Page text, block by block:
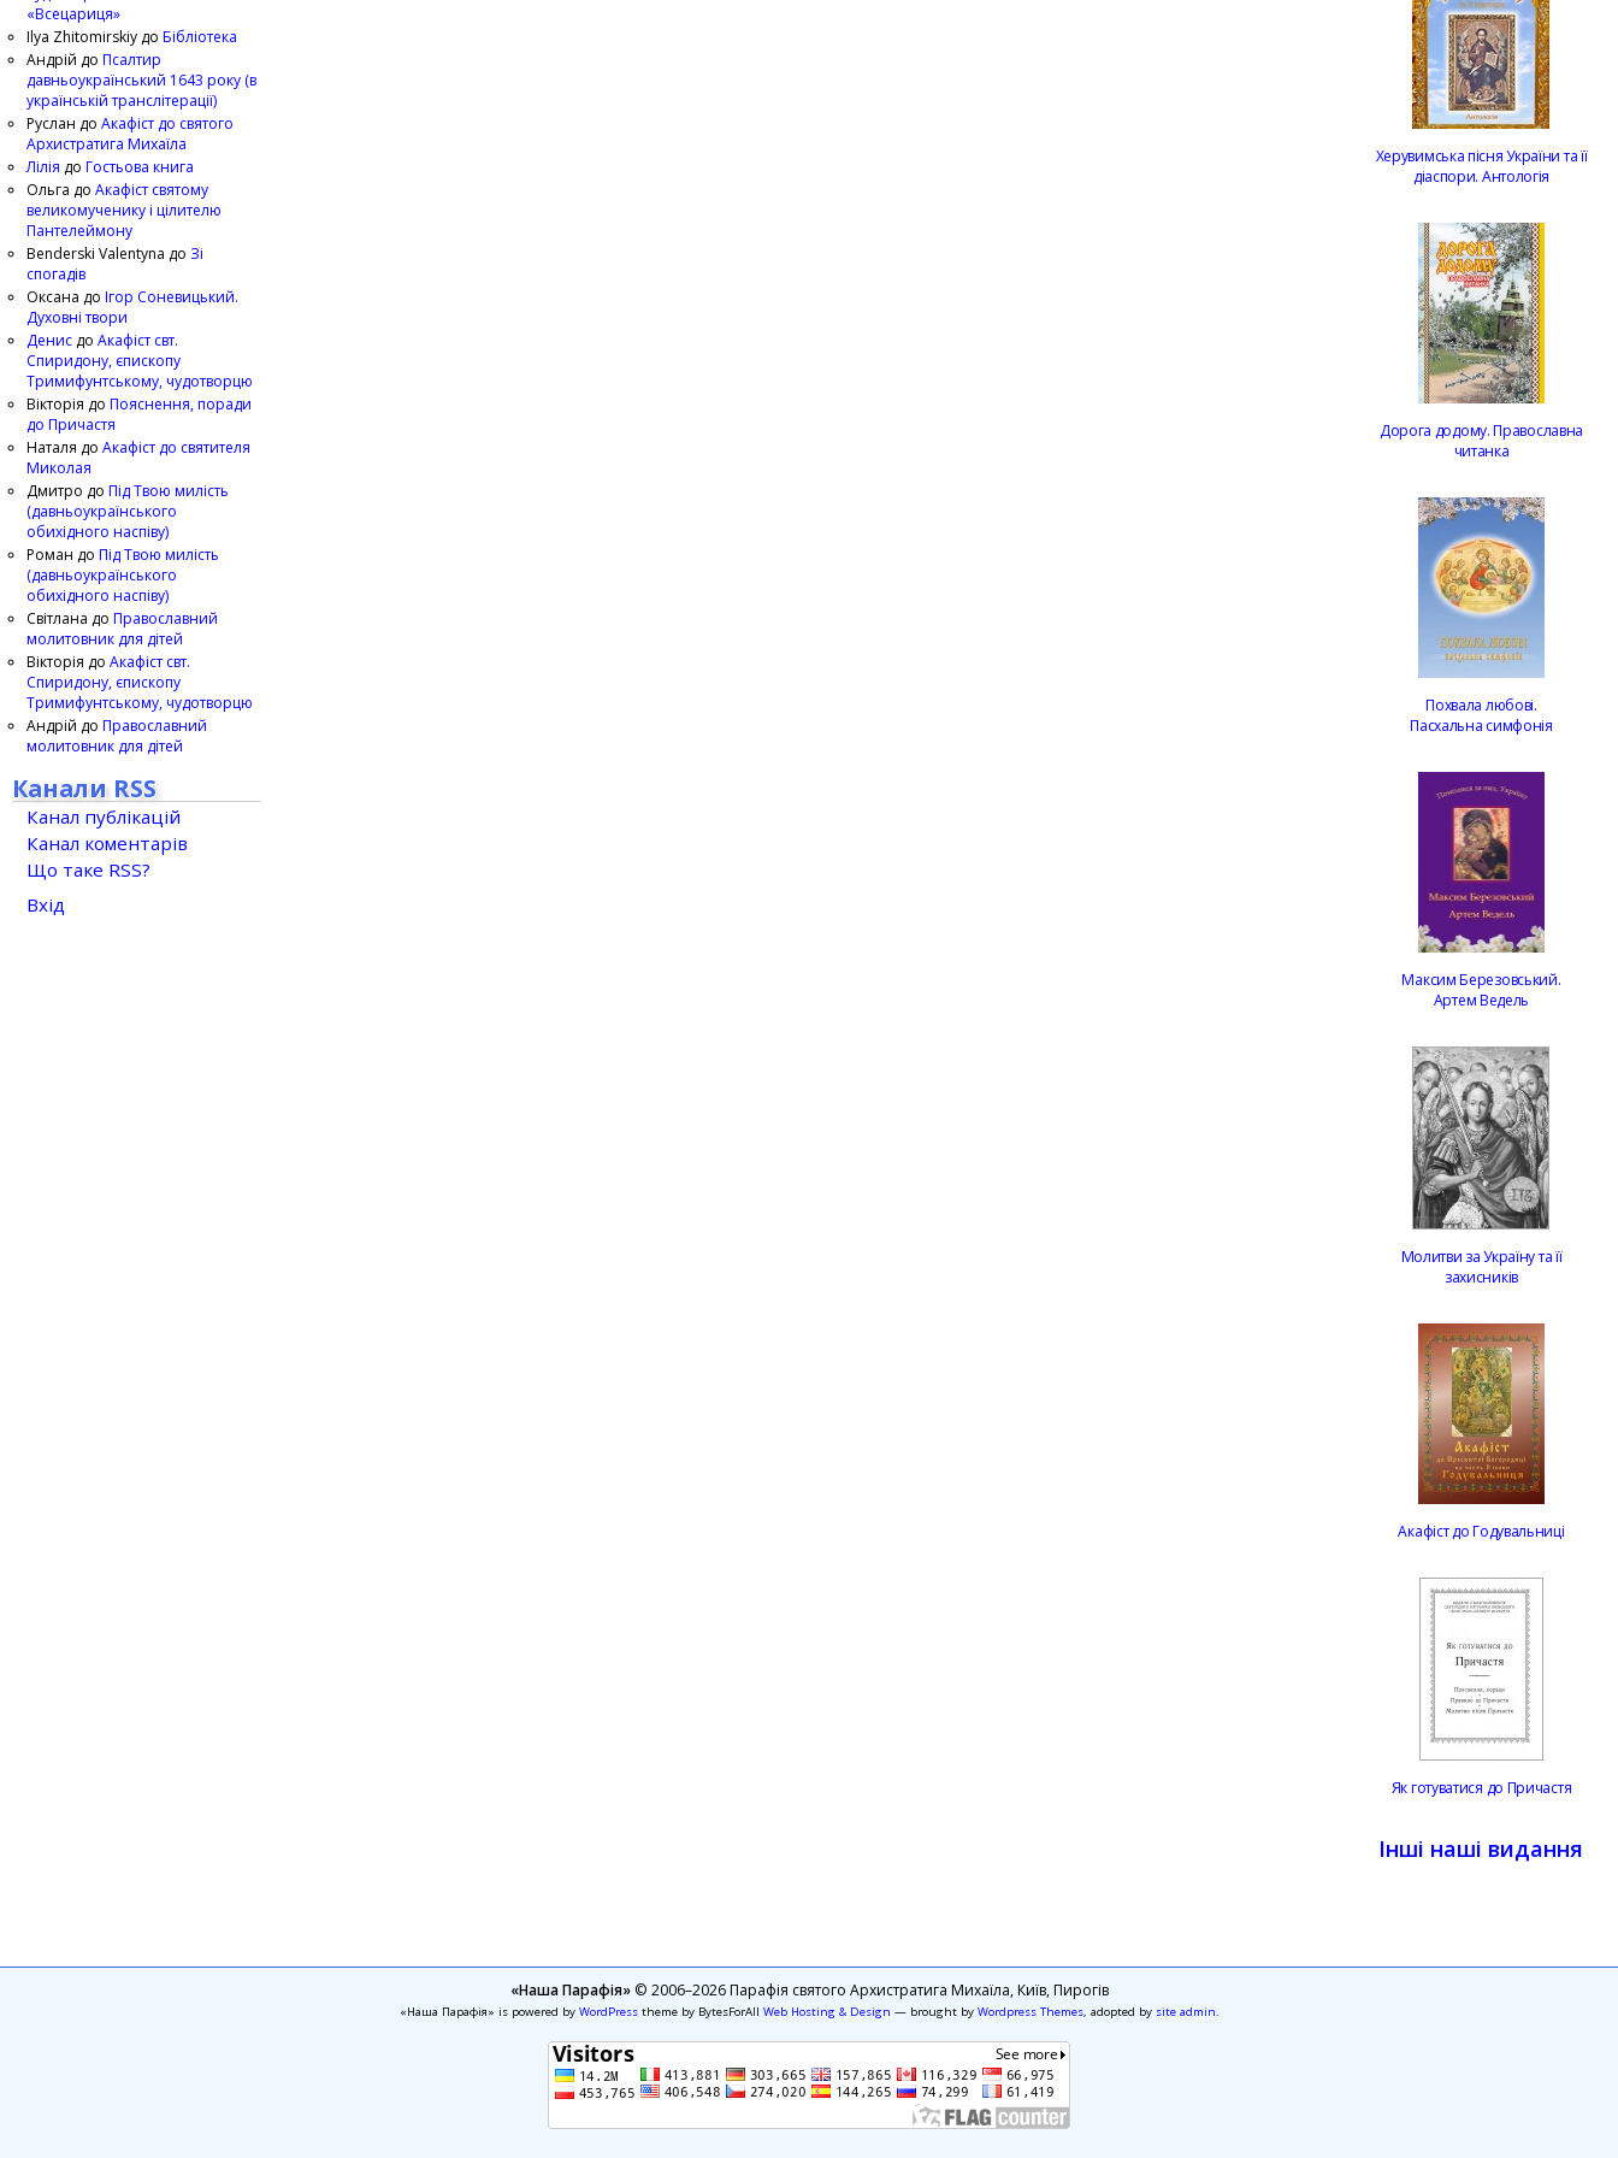
«Всецариця»
Ilya Zhitomirskiy до Бібліотека
Андрій до Псалтир
давньоукраїнський 1643 року (в
українській транслітерації)
Руслан до Акафіст до святого
Архистратига Михаїла
Лілія до Гостьова книга
Ольга до Акафіст святому
великомученику і цілителю
Пантелеймону
Benderski Valentyna до Зі
спогадів
Оксана до Ігор Соневицький.
Духовні твори
Денис до Акафіст свт.
Спиридону, єпископу
Тримифунтському, чудотворцю
Вікторія до Пояснення, поради
до Причастя
Наталя до Акафіст до святителя
Миколая
Дмитро до Під Твою милість
(давньоукраїнського
обихідного наспіву)
Роман до Під Твою милість
(давньоукраїнського
обихідного наспіву)
Світлана до Православний
молитовник для дітей
Вікторія до Акафіст свт.
Спиридону, єпископу
Тримифунтському, чудотворцю
Андрій до Православний
молитовник для дітей
Канали RSS
Канал публікацій
Канал коментарів
Що таке RSS?
Вхід
Херувимська пісня України та її
діаспори. Антологія
Дорога додому. Православна
читанка
Похвала любові.
Пасхальна симфонія
Максим Березовський.
Артем Ведель
Молитви за Україну та її
захисників
Акафіст до Годувальниці
Як готуватися до Причастя
Інші наші видання
«Наша Парафія»© 2006–2026 Парафія святого Архистратига Михаїла, Київ, Пирогів
«Наша Парафія» is powered by WordPresstheme by BytesForAll Web Hosting & Design — brought by Wordpress Themes, adopted by site admin.